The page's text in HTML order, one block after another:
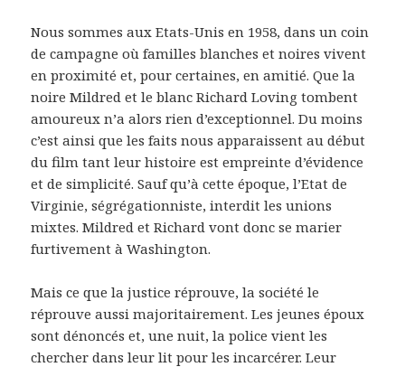
Nous sommes aux Etats-Unis en 1958, dans un coin
de campagne où familles blanches et noires vivent
en proximité et, pour certaines, en amitié. Que la
noire Mildred et le blanc Richard Loving tombent
amoureux n’a alors rien d’exceptionnel. Du moins
c’est ainsi que les faits nous apparaissent au début
du film tant leur histoire est empreinte d’évidence
et de simplicité. Sauf qu’à cette époque, l’Etat de
Virginie, ségrégationniste, interdit les unions
mixtes. Mildred et Richard vont donc se marier
furtivement à Washington.
Mais ce que la justice réprouve, la société le
réprouve aussi majoritairement. Les jeunes époux
sont dénoncés et, une nuit, la police vient les
chercher dans leur lit pour les incarcérer. Leur